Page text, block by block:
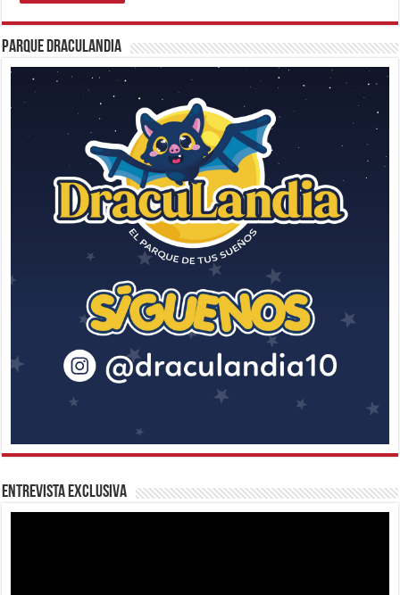
Parque Draculandia
Entrevista Exclusiva